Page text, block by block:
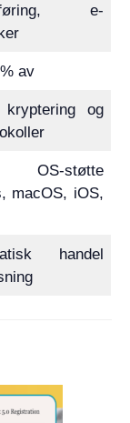
e-
av
kryptering og
støtte
macOS, iOS,
handel